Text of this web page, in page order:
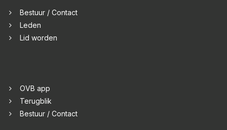
Bestuur / Contact
Leden
Lid worden
OVB app
Terugblik
Bestuur / Contact